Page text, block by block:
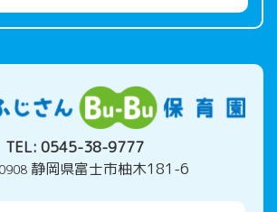
TEL: 0545-38-9777
静岡県富士市柚木181-6